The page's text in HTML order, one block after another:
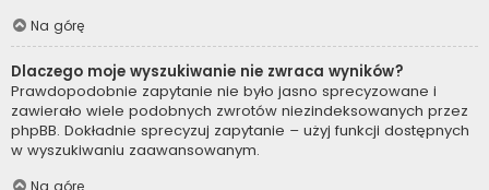
Na górę
Dlaczego moje wyszukiwanie nie zwraca wyników?
Prawdopodobnie zapytanie nie było jasno sprecyzowane i
zawierało wiele podobnych zwrotów niezindeksowanych przez
phpBB. Dokładnie sprecyzuj zapytanie – użyj funkcji dostępnych
w wyszukiwaniu zaawansowanym.